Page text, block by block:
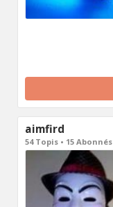
aimfird
54 Topis • 15 Abonnés